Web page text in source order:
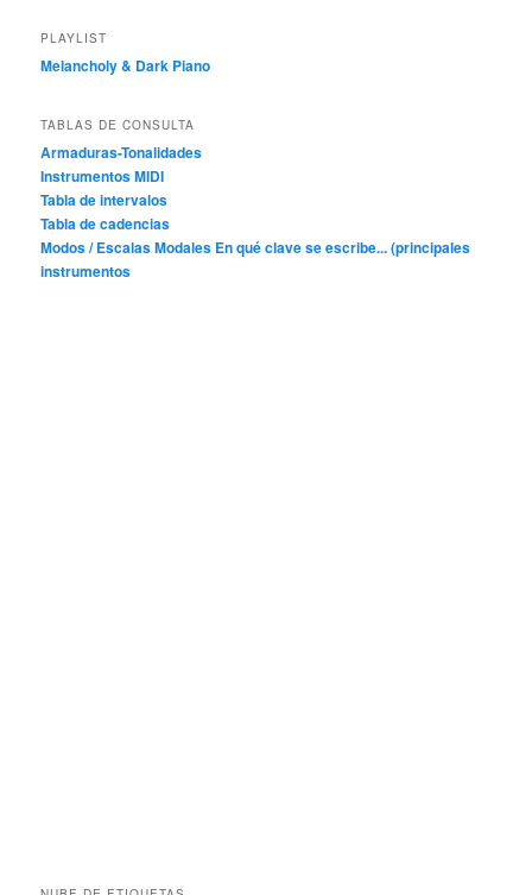
PLAYLIST
Melancholy & Dark Piano
TABLAS DE CONSULTA
Armaduras-Tonalidades
Instrumentos MIDI
Tabla de intervalos
Tabla de cadencias
Modos / Escalas Modales En qué clave se escribe... (principales
instrumentos